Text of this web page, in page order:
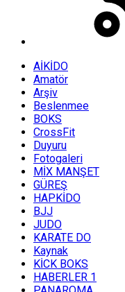
AİKİDO
Amatör
Arşiv
Beslenmee
BOKS
CrossFit
Duyuru
Fotogaleri
MİX MANŞET
GÜREŞ
HAPKİDO
BJJ
JUDO
KARATE DO
Kaynak
KİCK BOKS
HABERLER 1